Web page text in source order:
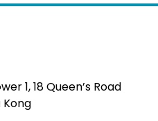
1, 18 Queen’s Road